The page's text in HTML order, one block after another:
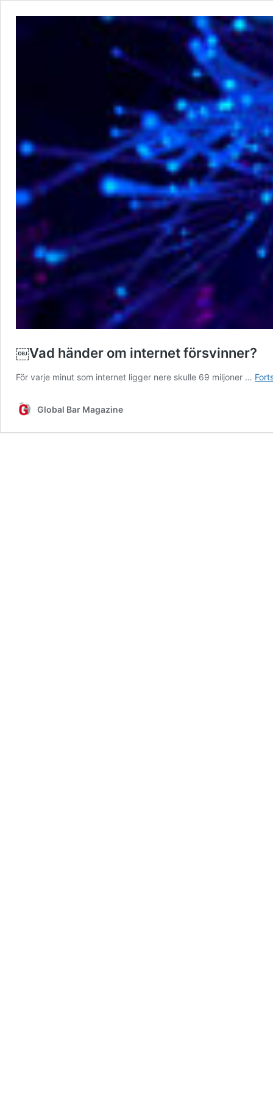
￼Vad händer om internet försvinner?
För varje minut som internet ligger nere skulle 69 miljoner …
Global Bar Magazine